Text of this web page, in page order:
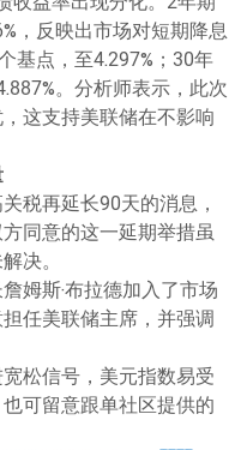
，反映出市场对短期降息
基点，至4.297%；30年
。分析师表示，此次
这支持美联储在不影响
税再延长90天的消息，
同意的这一延期举措虽
决。
姆斯·布拉德加入了市场
任美联储主席，并强调
松信号，美元指数易受
可留意跟单社区提供的